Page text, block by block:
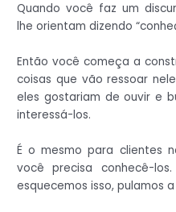
Quando você faz um
lhe orientam dizendo
Então você começa a
coisas que vão ressoar
eles gostariam de ouvir e
interessá-los.
É o mesmo para clientes
você precisa conhecê-
esquecemos isso, pulamos